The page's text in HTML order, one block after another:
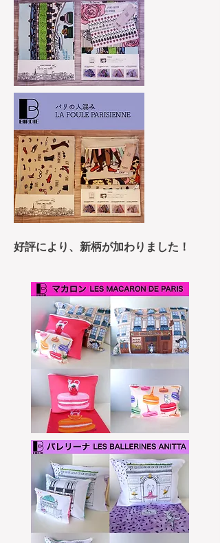
​好評により、新柄が加わりました！